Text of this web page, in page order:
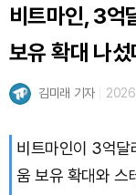
비트마인, 3억
보유 확대 나섰
김미래 기자
비트마인이 3억달
움 보유 확대와 스